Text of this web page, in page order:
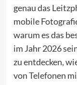
genau das
mobile
warum es das
im Jahr 2026
zu entdecken,
von Telefonen